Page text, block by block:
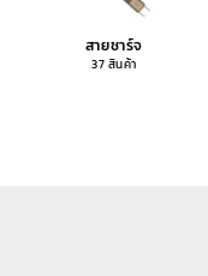
สายชาร์จ
37 สินค้า